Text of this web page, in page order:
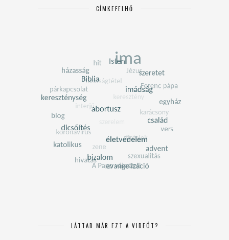
CÍMKEFELHŐ
LÁTTAD MÁR EZT A VIDEÓT?